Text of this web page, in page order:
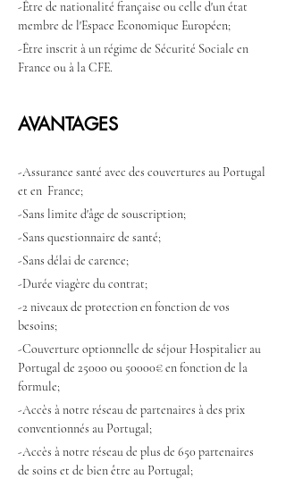
-Être de nationalité française ou celle d'un état
membre de l'Espace Economique Européen;
-Être inscrit à un régime de Sécurité Sociale en
France ou à la CFE.
AVANTAGES
-Assurance santé avec des couvertures au Portugal
et en  France;
-Sans limite d'âge de souscription;
-Sans questionnaire de santé;
-Sans délai de carence;
-Durée viagère du contrat;
-2 niveaux de protection en fonction de vos
besoins;
-Couverture optionnelle de séjour Hospitalier au
Portugal de 25000 ou 50000€ en fonction de la
formule;
-Accès à notre réseau de partenaires à des prix
conventionnés au Portugal;
-Accès à notre réseau de plus de 650 partenaires
de soins et de bien être au Portugal;